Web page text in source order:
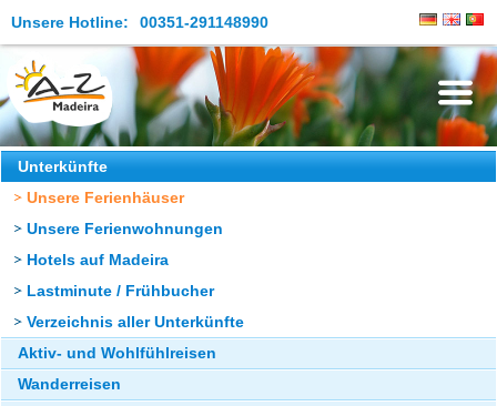
Unsere Hotline: 00351-291148990
Die Insel
Madeira Erleben
Aktuelles
Reiseangebote
Kontakt
Unterkünfte
Unsere Ferienhäuser
Unsere Ferienwohnungen
Hotels auf Madeira
Lastminute / Frühbucher
Verzeichnis aller Unterkünfte
Aktiv- und Wohlfühlreisen
Wanderreisen